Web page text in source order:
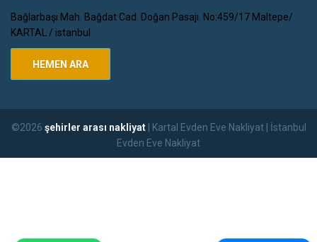
Bağlarbaşı Mah. Bağdat Cad. Doğan Pasajı. No:459/17 Maltepe/
KARTAL / istanbul
HEMEN ARA
©2026 şehirler arası nakliyat | Kartal Evden Eve Nakliyat | İstanbul
Evden Eve Nakliyat